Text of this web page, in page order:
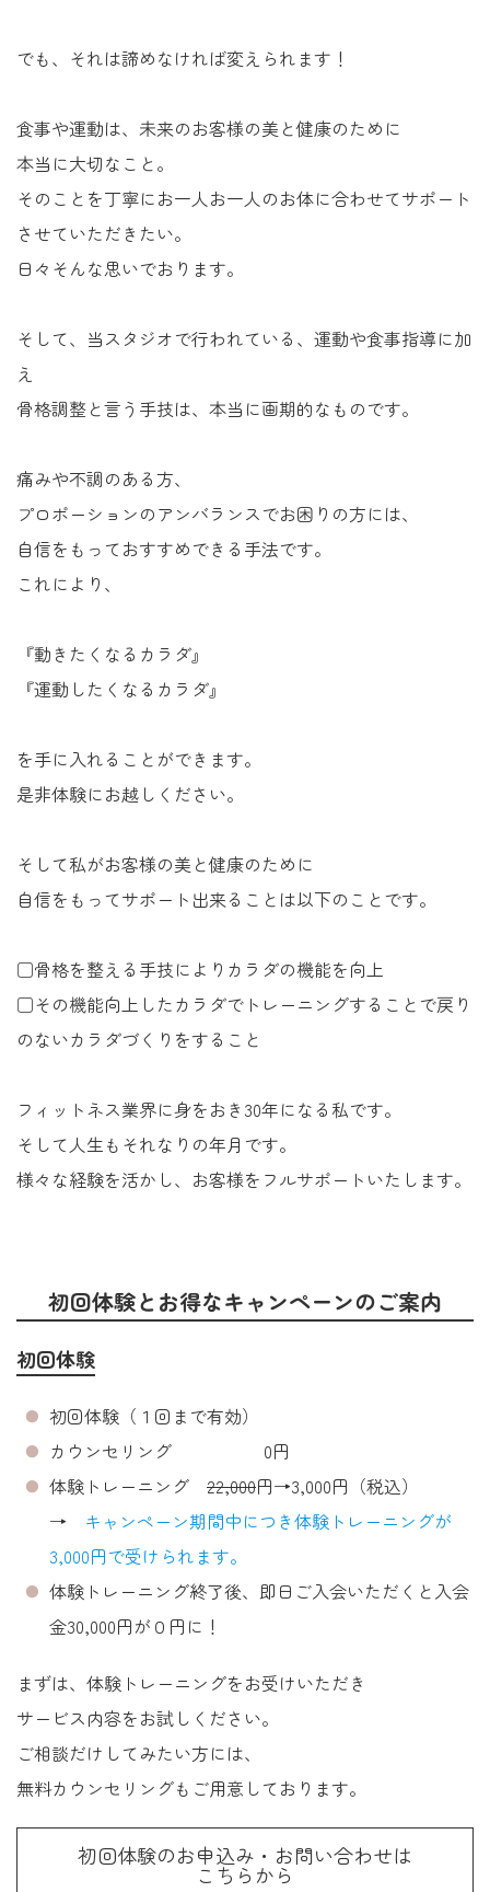
でも、それは諦めなければ変えられます！
食事や運動は、未来のお客様の美と健康のために
本当に大切なこと。
そのことを丁寧にお一人お一人のお体に合わせてサポート
させていただきたい。
日々そんな思いでおります。
そして、当スタジオで行われている、運動や食事指導に加
え
骨格調整と言う手技は、本当に画期的なものです。
痛みや不調のある方、
プロポーションのアンバランスでお困りの方には、
自信をもっておすすめできる手法です。
これにより、
『動きたくなるカラダ』
『運動したくなるカラダ』
を手に入れることができます。
是非体験にお越しください。
そして私がお客様の美と健康のために
自信をもってサポート出来ることは以下のことです。
□骨格を整える手技によりカラダの機能を向上
□その機能向上したカラダでトレーニングすることで戻り
のないカラダづくりをすること
フィットネス業界に身をおき30年になる私です。
そして人生もそれなりの年月です。
様々な経験を活かし、お客様をフルサポートいたします。
初回体験とお得なキャンペーンのご案内
初回体験
初回体験（１回まで有効）
カウンセリング 0円
体験トレーニング 22,000円→3,000円（税込）
→ キャンペーン期間中につき体験トレーニングが
3,000円で受けられます。
体験トレーニング終了後、即日ご入会いただくと入会
金30,000円が０円に！
まずは、体験トレーニングをお受けいただき
サービス内容をお試しください。
ご相談だけしてみたい方には、
無料カウンセリングもご用意しております。
初回体験のお申込み・お問い合わせは
こちらから